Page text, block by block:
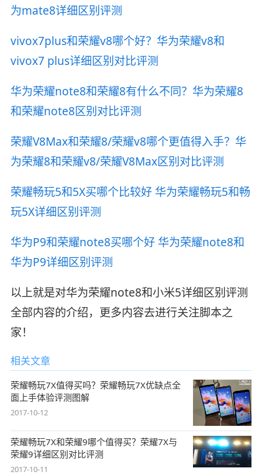
为mate8详细区别评测
vivox7plus和荣耀v8哪个好？华为荣耀v8和
vivox7 plus详细区别对比评测
华为荣耀note8和荣耀8有什么不同？华为荣耀8
和荣耀note8区别对比评测
荣耀V8Max和荣耀8/荣耀v8哪个更值得入手？华
为荣耀8和荣耀v8/荣耀V8Max区别对比评测
荣耀畅玩5和5X买哪个比较好 华为荣耀畅玩5和畅
玩5X详细区别评测
华为P9和荣耀note8买哪个好 华为荣耀note8和
华为P9详细区别评测
以上就是对华为荣耀note8和小米5详细区别评测
全部内容的介绍，更多内容去进行关注脚本之
家！
相关文章
荣耀畅玩7X值得买吗？荣耀畅玩7X优缺点全
面上手体验评测图解
2017-10-12
荣耀畅玩7X和荣耀9哪个值得买？荣耀7X与
荣耀9详细区别对比评测
2017-10-11